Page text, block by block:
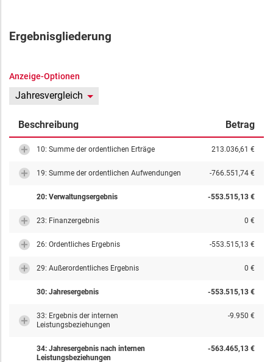
Ergebnisgliederung
Anzeige-Optionen
Jahresvergleich
Beschreibung Betrag
10: Summe der ordentlichen Erträge 213.036,61 €
19: Summe der ordentlichen Aufwendungen -766.551,74 €
20: Verwaltungsergebnis -553.515,13 €
23: Finanzergebnis 0 €
26: Ordentliches Ergebnis -553.515,13 €
29: Außerordentliches Ergebnis 0 €
30: Jahresergebnis -553.515,13 €
33: Ergebnis der internen
Leistungsbeziehungen
-9.950 €
34: Jahresergebnis nach internen
Leistungsbeziehungen
-563.465,13 €